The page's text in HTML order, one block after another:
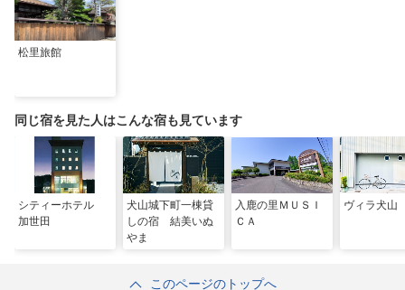
松里旅館
同じ宿を見た人はこんな宿も見ています
シティーホテル
加世田
犬山城下町一棟貸
しの宿 結美いぬ
やま
入鹿の里ＭＵＳＩ
ＣＡ
ヴィラ犬
このページのトップへ